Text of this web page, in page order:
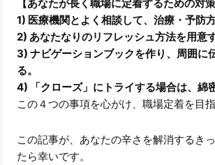
【あなたが長く職場に定着するための対策
1) 医療機関とよく相談して、治療・予防
2) あなたなりのリフレッシュ方法を用意す
3) ナビゲーションブックを作り、周囲に
る。
4) 「クローズ」にトライする場合は、綿
この４つの事項を心がけ、職場定着を目指
この記事が、あなたの辛さを解消するき
たら幸いです。